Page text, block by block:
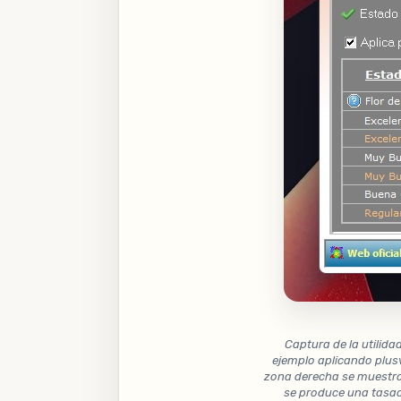
Captura de la
ejemplo aplicando
zona derecha se
se produce una